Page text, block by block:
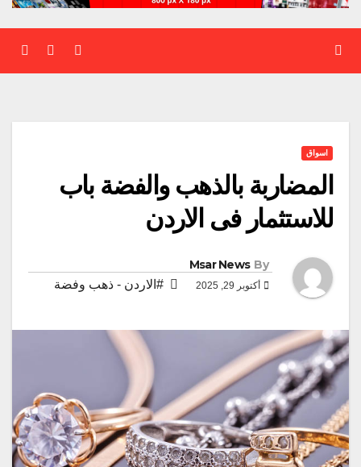
اسواق
المضاربة بالذهب والفضة باب
للاستثمار فى الاردن
By
Msar News
أكتوبر 29, 2025 #الاردن - ذهب وفضة